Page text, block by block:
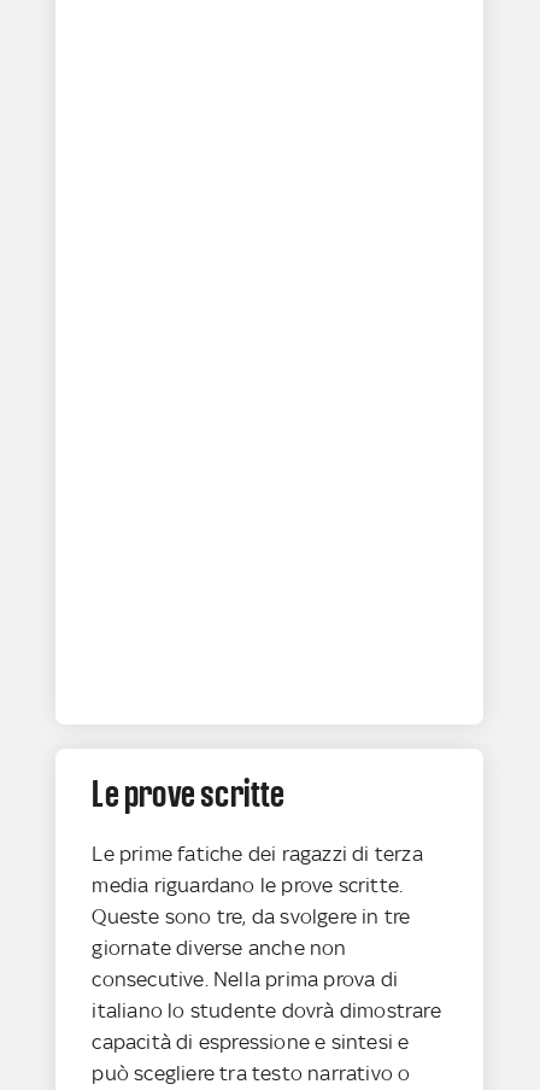
Le prove scritte
Le prime fatiche dei ragazzi di terza
media riguardano le prove scritte.
Queste sono tre, da svolgere in tre
giornate diverse anche non
consecutive. Nella prima prova di
italiano lo studente dovrà dimostrare
capacità di espressione e sintesi e
può scegliere tra testo narrativo o